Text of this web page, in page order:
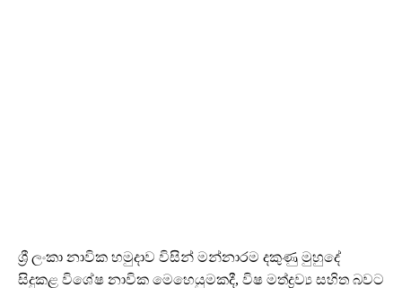
ශ්‍රී ලංකා නාවික හමුදාව විසින් මන්නාරම දකුණු මුහුදේ
සිදුකළ විශේෂ නාවික මෙහෙයුමකදී, විෂ මත්ද්‍රව්‍ය සහිත බවට